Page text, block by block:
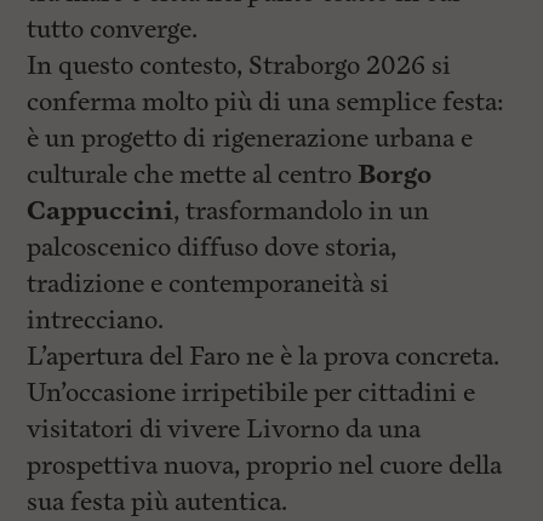
tutto converge.
In questo contesto, Straborgo 2026 si
conferma molto più di una semplice festa:
è un progetto di rigenerazione urbana e
culturale che mette al centro Borgo
Cappuccini, trasformandolo in un
palcoscenico diffuso dove storia,
tradizione e contemporaneità si
intrecciano.
L’apertura del Faro ne è la prova concreta.
Un’occasione irripetibile per cittadini e
visitatori di vivere Livorno da una
prospettiva nuova, proprio nel cuore della
sua festa più autentica.